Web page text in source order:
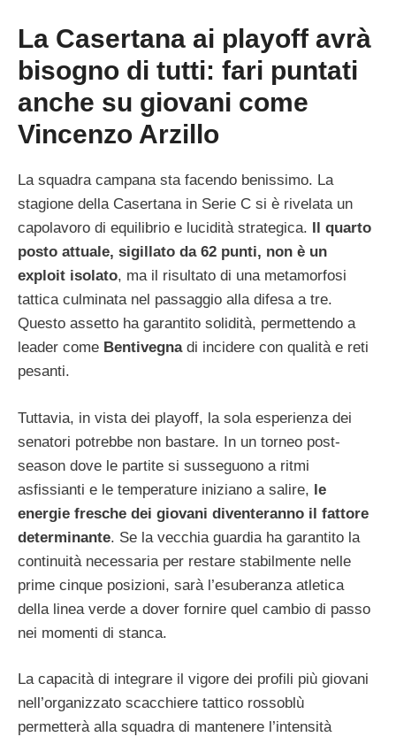
La Casertana ai playoff avrà
bisogno di tutti: fari puntati
anche su giovani come
Vincenzo Arzillo
La squadra campana sta facendo benissimo. La
stagione della Casertana in Serie C si è rivelata un
capolavoro di equilibrio e lucidità strategica.
Il quarto
posto attuale, sigillato da 62 punti, non è un
exploit isolato, ma il risultato di una metamorfosi
tattica culminata nel passaggio alla difesa a tre.
Questo assetto ha garantito solidità, permettendo a
leader come Bentivegnadi incidere con qualità e reti
pesanti.
Tuttavia, in vista dei playoff, la sola esperienza dei
senatori potrebbe non bastare. In un torneo post-
season dove le partite si susseguono a ritmi
asfissianti e le temperature iniziano a salire, le
energie fresche dei giovani diventeranno il fattore
determinante. Se la vecchia guardia ha garantito la
continuità necessaria per restare stabilmente nelle
prime cinque posizioni, sarà l’esuberanza atletica
della linea verde a dover fornire quel cambio di passo
nei momenti di stanca.
La capacità di integrare il vigore dei profili più giovani
nell’organizzato scacchiere tattico rossoblù
permetterà alla squadra di mantenere l’intensità